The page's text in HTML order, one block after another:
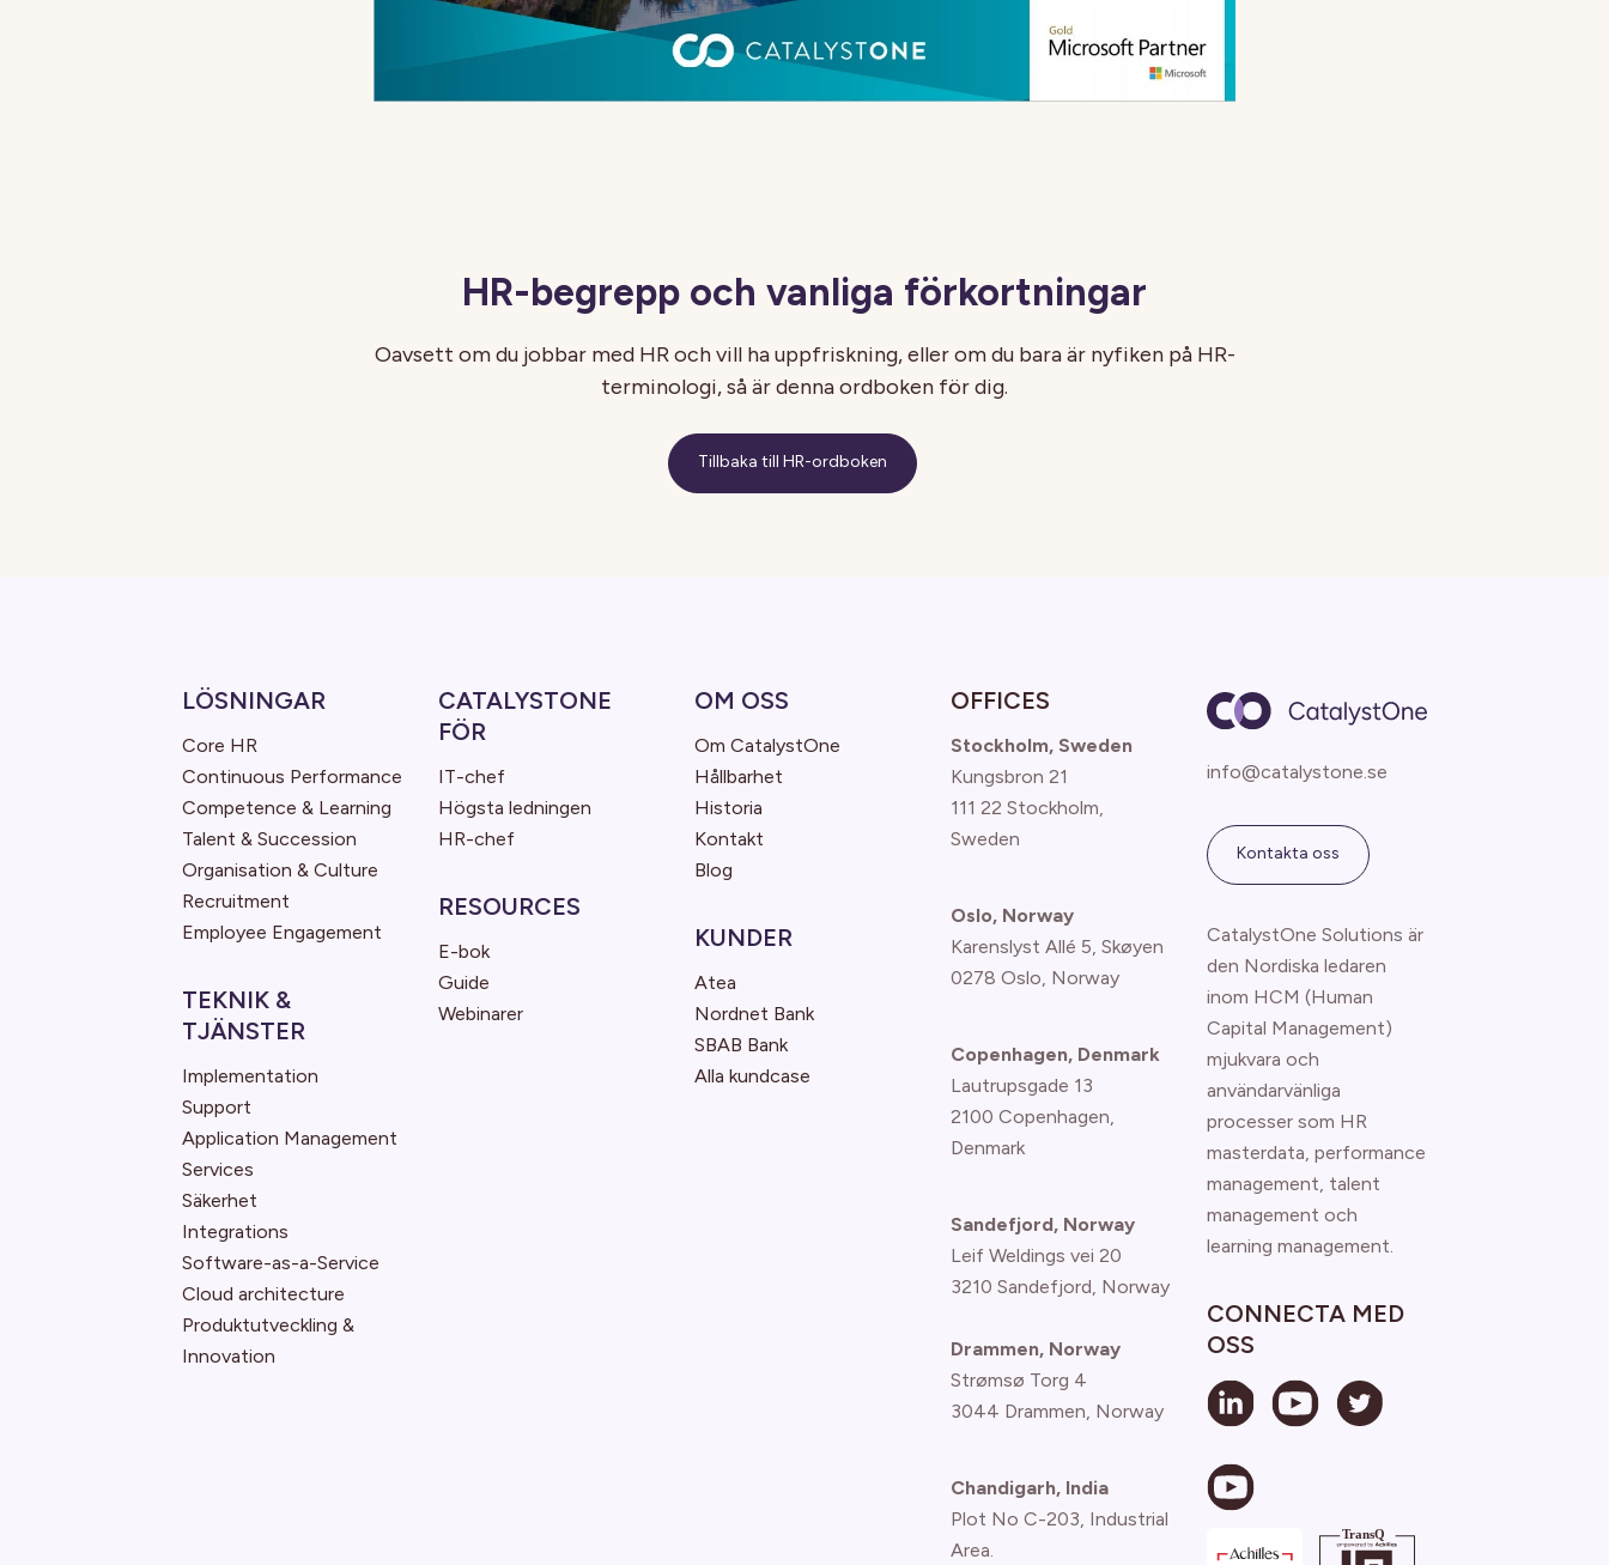
HR-begrepp och vanliga förkortningar
Oavsett om du jobbar med HR och vill ha uppfriskning, eller om du bara är nyfiken på HR-
terminologi, så är denna ordboken för dig.
Tillbaka till HR-ordboken
LÖSNINGAR
Core HR
Continuous Performance
Competence & Learning
Talent & Succession
Organisation & Culture
Recruitment
Employee Engagement
TEKNIK &
TJÄNSTER
Implementation
Support
Application Management
Services
Säkerhet
Integrations
Software-as-a-Service
Cloud architecture
Produktutveckling &
Innovation
CATALYSTONE
FÖR
IT-chef
Högsta ledningen
HR-chef
RESOURCES
E-bok
Guide
Webinarer
OM OSS
Om CatalystOne
Hållbarhet
Historia
Kontakt
Blog
KUNDER
Atea
Nordnet Bank
SBAB Bank
Alla kundcase
OFFICES
Stockholm, Sweden
Kungsbron 21
111 22 Stockholm,
Sweden
Oslo, Norway
Karenslyst Allé 5, Skøyen
0278 Oslo, Norway
Copenhagen, Denmark
Lautrupsgade 13
2100 Copenhagen,
Denmark
Sandefjord, Norway
Leif Weldings vei 20
3210 Sandefjord, Norway
Drammen, Norway
Strømsø Torg 4
3044 Drammen, Norway
Chandigarh, India
Plot No C-203, Industrial
Area.
info@catalystone.se
Kontakta oss
CatalystOne Solutions är
den Nordiska ledaren
inom HCM (Human
Capital Management)
mjukvara och
användarvänliga
processer som HR
masterdata, performance
management, talent
management och
learning management.
CONNECTA MED
OSS